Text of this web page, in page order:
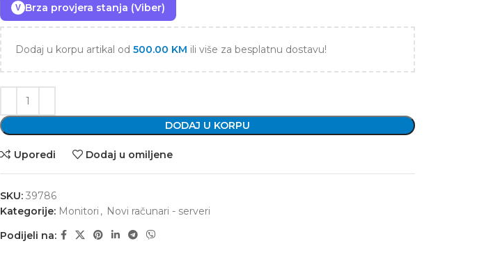
V Brza provjera stanja (Viber)
Dodaj u korpu artikal od 500.00 KM ili više za besplatnu dostavu!
DODAJ U KORPU
Uporedi Dodaj u omiljene
SKU: 39786
Kategorije: Monitori , Novi računari - serveri
Podijeli na: